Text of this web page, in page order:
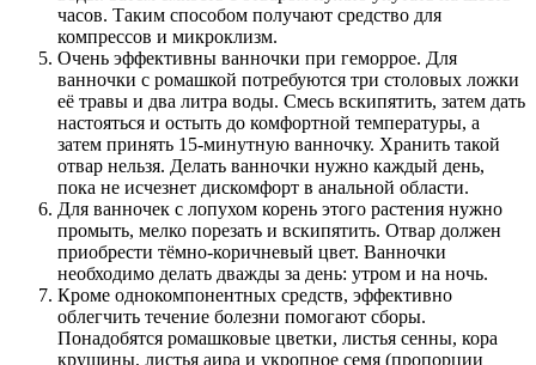
часов. Таким способом получают средство для
компрессов и микроклизм.
Очень эффективны ванночки при геморрое. Для
ванночки с ромашкой потребуются три столовых ложки
её травы и два литра воды. Смесь вскипятить, затем дать
настояться и остыть до комфортной температуры, а
затем принять 15-минутную ванночку. Хранить такой
отвар нельзя. Делать ванночки нужно каждый день,
пока не исчезнет дискомфорт в анальной области.
Для ванночек с лопухом корень этого растения нужно
промыть, мелко порезать и вскипятить. Отвар должен
приобрести тёмно-коричневый цвет. Ванночки
необходимо делать дважды за день: утром и на ночь.
Кроме однокомпонентных средств, эффективно
облегчить течение болезни помогают сборы.
Понадобятся ромашковые цветки, листья сенны, кора
крушины, листья аира и укропное семя (пропорции